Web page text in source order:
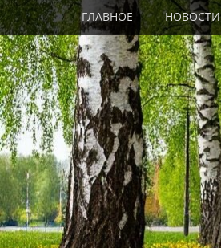
Skip
to
content
Primary Menu
ГЛАВНОЕ НОВОСТИ